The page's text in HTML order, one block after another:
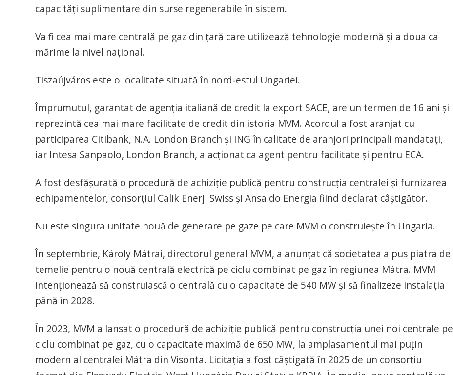
capacități suplimentare din surse regenerabile în sistem.
Va fi cea mai mare centrală pe gaz din țară care utilizează tehnologie modernă și a doua ca
mărime la nivel național.
Tiszaújváros este o localitate situată în nord-estul Ungariei.
Împrumutul, garantat de agenția italiană de credit la export SACE, are un termen de 16 ani și
reprezintă cea mai mare facilitate de credit din istoria MVM. Acordul a fost aranjat cu
participarea Citibank, N.A. London Branch și ING în calitate de aranjori principali mandatați,
iar Intesa Sanpaolo, London Branch, a acționat ca agent pentru facilitate și pentru ECA.
A fost desfășurată o procedură de achiziție publică pentru construcția centralei și furnizarea
echipamentelor, consorțiul Calik Enerji Swiss și Ansaldo Energia fiind declarat câștigător.
Nu este singura unitate nouă de generare pe gaze pe care MVM o construiește în Ungaria.
În septembrie, Károly Mátrai, directorul general MVM, a anunțat că societatea a pus piatra de
temelie pentru o nouă centrală electrică pe ciclu combinat pe gaz în regiunea Mátra. MVM
intenționează să construiască o centrală cu o capacitate de 540 MW și să finalizeze instalația
până în 2028.
În 2023, MVM a lansat o procedură de achiziție publică pentru construcția unei noi centrale pe
ciclu combinat pe gaz, cu o capacitate maximă de 650 MW, la amplasamentul mai puțin
modern al centralei Mátra din Visonta. Licitația a fost câștigată în 2025 de un consorțiu